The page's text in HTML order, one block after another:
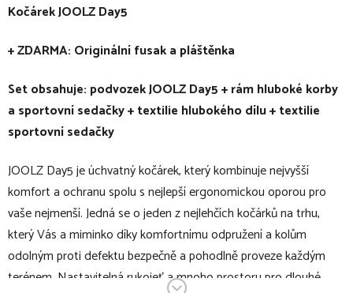
Kočárek JOOLZ Day5
+ ZDARMA: Originální fusak a pláštěnka
Set obsahuje: podvozek JOOLZ Day5 + rám hluboké korby
a sportovní sedačky + textilie hlubokého dílu + textilie
sportovní sedačky
JOOLZ Day5 je úchvatný kočárek, který kombinuje nejvyšší
komfort a ochranu spolu s nejlepší ergonomickou oporou pro
vaše nejmenší. Jedná se o jeden z nejlehčích kočárků na trhu,
který Vás a miminko díky komfortnímu odpružení a kolům
odolným proti defektu bezpečně a pohodlně proveze každým
terénem. Nastavitelná rukojeť a mnoho prostoru pro dlouhé